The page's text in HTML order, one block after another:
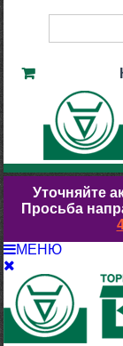
Уточняйте
Просьба
МЕНЮ